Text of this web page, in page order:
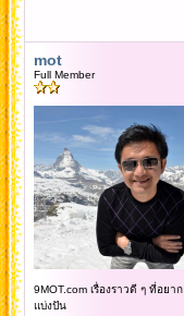
mot
Full Member
9MOT.com เรื่องราวดี ๆ ที่อยาก
แบ่งปัน